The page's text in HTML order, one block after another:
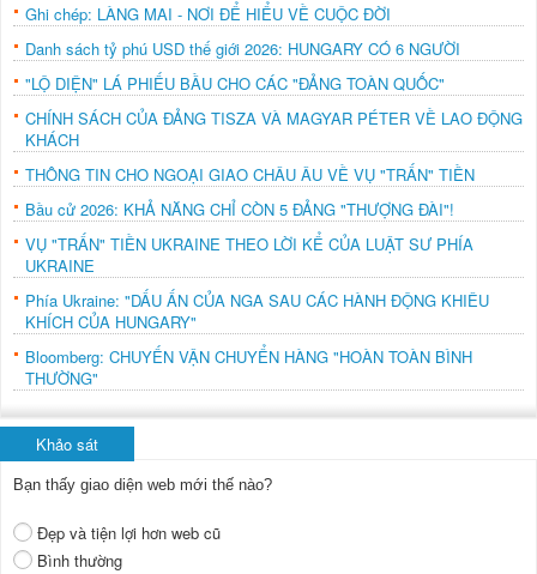
Ghi chép: LÀNG MAI - NƠI ĐỂ HIỂU VỀ CUỘC ĐỜI
Danh sách tỷ phú USD thế giới 2026: HUNGARY CÓ 6 NGƯỜI
"LỘ DIỆN" LÁ PHIẾU BẦU CHO CÁC "ĐẢNG TOÀN QUỐC"
CHÍNH SÁCH CỦA ĐẢNG TISZA VÀ MAGYAR PÉTER VỀ LAO ĐỘNG
KHÁCH
THÔNG TIN CHO NGOẠI GIAO CHÂU ÂU VỀ VỤ "TRẤN" TIỀN
Bầu cử 2026: KHẢ NĂNG CHỈ CÒN 5 ĐẢNG "THƯỢNG ĐÀI"!
VỤ "TRẤN" TIỀN UKRAINE THEO LỜI KỂ CỦA LUẬT SƯ PHÍA
UKRAINE
Phía Ukraine: "DẤU ẤN CỦA NGA SAU CÁC HÀNH ĐỘNG KHIÊU
KHÍCH CỦA HUNGARY"
Bloomberg: CHUYẾN VẬN CHUYỂN HÀNG "HOÀN TOÀN BÌNH
THƯỜNG"
Khảo sát
Bạn thấy giao diện web mới thế nào?
Đẹp và tiện lợi hơn web cũ
Bình thường